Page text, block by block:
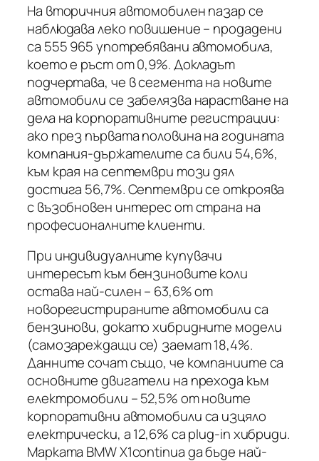
На вторичния автомобилен пазар се
наблюдава леко повишение – продадени
са 555 965 употребявани автомобила,
което е ръст от 0,9%. Докладът
подчертава, че в сегмента на новите
автомобили се забелязва нарастване на
дела на корпоративните регистрации:
ако през първата половина на годината
компания-държателите са били 54,6%,
към края на септември този дял
достига 56,7%. Септември се откроява
с възобновен интерес от страна на
професионалните клиенти.
При индивидуалните купувачи
интересът към бензиновите коли
остава най-силен – 63,6% от
новорегистрираните автомобили са
бензинови, докато хибридните модели
(самозареждащи се) заемат 18,4%.
Данните сочат също, че компаниите са
основните двигатели на прехода към
електромобили – 52,5% от новите
корпоративни автомобили са изцяло
електрически, а 12,6% са plug-in хибриди.
Марката BMW X1continua да бъде най-